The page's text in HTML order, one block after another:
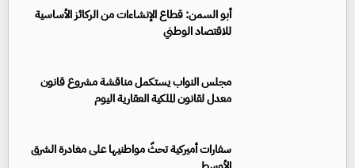
أبو السمن: قطاع الإنشاءات من الركائز الأساسية
للاقتصاد الوطني
مجلس النواب يستكمل مناقشة مشروع قانون
معدل لقانون الملكية العقارية اليوم
سفارات أميركية تحثّ مواطنيها على مغادرة الشرق